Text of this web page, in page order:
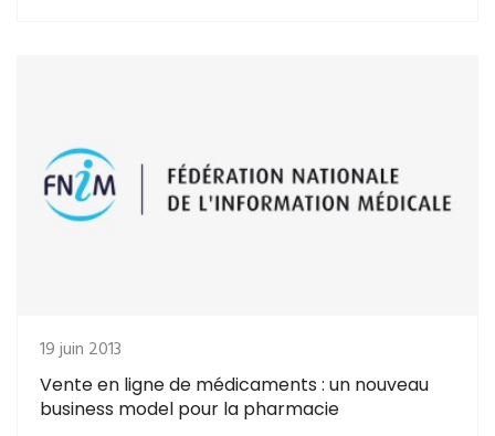
19 juin 2013
Vente en ligne de médicaments : un nouveau
business model pour la pharmacie